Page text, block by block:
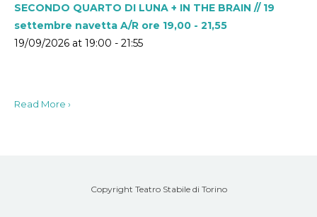
SECONDO QUARTO DI LUNA + IN THE BRAIN // 19
settembre navetta A/R ore 19,00 - 21,55
19/09/2026 at 19:00 - 21:55
Read More ›
Copyright Teatro Stabile di Torino